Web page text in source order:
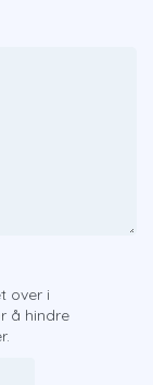
over i
å hindre